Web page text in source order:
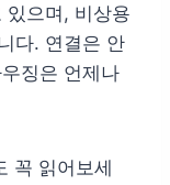
으며, 비상용
다. 연결은 안
징은 언제나
꼭 읽어보세